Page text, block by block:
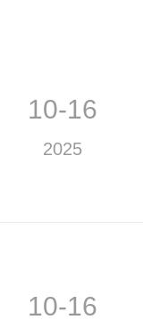
10-16
2025
10-16